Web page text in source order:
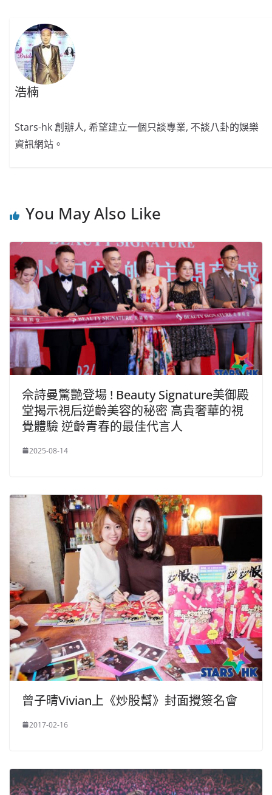
浩楠
Stars-hk 創辦人, 希望建立一個只談專業, 不談八卦的娛樂
資訊網站。
You May Also Like
佘詩曼驚艷登場 ! Beauty Signature美御殿
堂揭示視后逆齡美容的秘密 高貴奢華的視
覺體驗 逆齡青春的最佳代言人
2025-08-14
曾子晴Vivian上《炒股幫》封面攪簽名會
2017-02-16